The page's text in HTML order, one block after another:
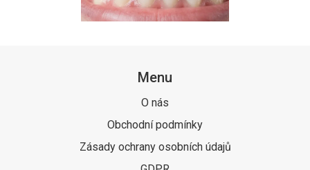
Menu
O nás
Obchodní podmínky
Zásady ochrany osobních údajů